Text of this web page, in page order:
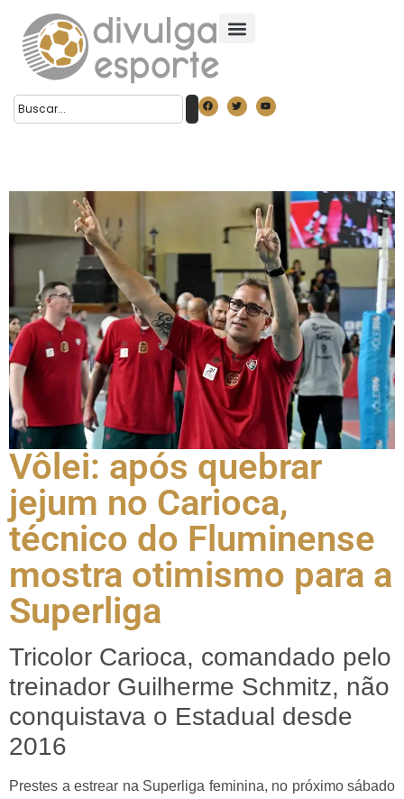
Vôlei: após quebrar
jejum no Carioca,
técnico do Fluminense
mostra otimismo para a
Superliga
Tricolor Carioca, comandado pelo
treinador Guilherme Schmitz, não
conquistava o Estadual desde
2016
Prestes a estrear na Superliga feminina, no próximo sábado